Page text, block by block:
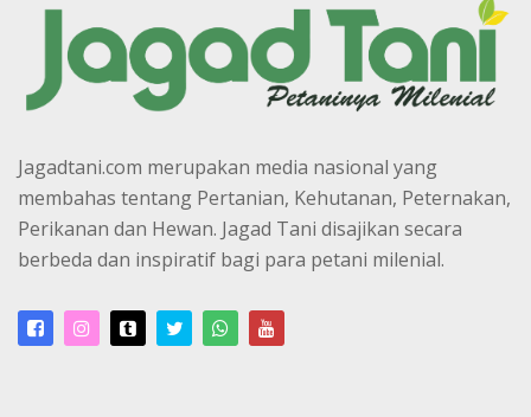
Jagadtani.com merupakan media nasional yang
membahas tentang Pertanian, Kehutanan, Peternakan,
Perikanan dan Hewan. Jagad Tani disajikan secara
berbeda dan inspiratif bagi para petani milenial.